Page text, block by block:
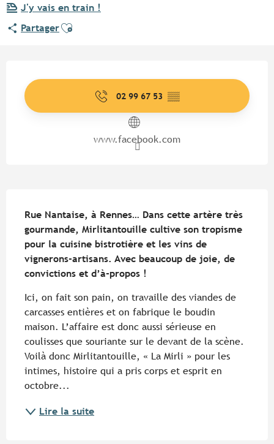
J'y vais en train !
PartagerAjouter aux favoris
02 99 67 53 ▒▒
www.facebook.com
Rue Nantaise, à Rennes… Dans cette artère très
gourmande, Mirlitantouille cultive son tropisme
pour la cuisine bistrotière et les vins de
vignerons-artisans. Avec beaucoup de joie, de
convictions et d’à-propos !
Ici, on fait son pain, on travaille des viandes de
carcasses entières et on fabrique le boudin
maison. L’affaire est donc aussi sérieuse en
coulisses que souriante sur le devant de la scène.
Voilà donc Mirlitantouille, « La Mirli » pour les
intimes, histoire qui a pris corps et esprit en
octobre...
Lire la suite